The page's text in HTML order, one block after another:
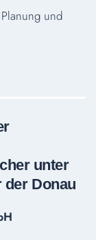
und
unter
Donau